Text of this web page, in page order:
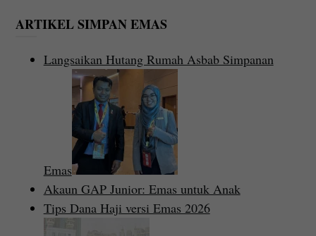
ARTIKEL SIMPAN EMAS
Langsaikan Hutang Rumah Asbab Simpanan
Emas
Akaun GAP Junior: Emas untuk Anak
Tips Dana Haji versi Emas 2026